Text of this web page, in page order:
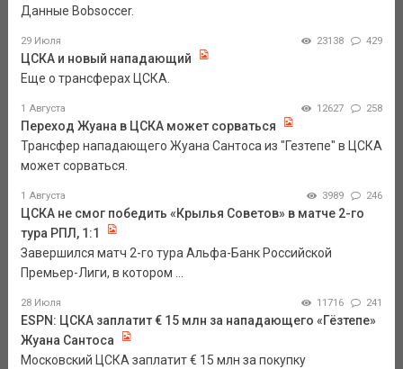
Данные Bobsoccer.
29 Июля 23138 429
ЦСКА и новый нападающий
Еще о трансферах ЦСКА.
1 Августа 12627 258
Переход Жуана в ЦСКА может сорваться
Трансфер нападающего Жуана Сантоса из "Гезтепе" в ЦСКА
может сорваться.
1 Августа 3989 246
ЦСКА не смог победить «Крылья Советов» в матче 2-го
тура РПЛ, 1:1
Завершился матч 2-го тура Альфа-Банк Российской
Премьер-Лиги, в котором ...
28 Июля 11716 241
ESPN: ЦСКА заплатит € 15 млн за нападающего «Гёзтепе»
Жуана Сантоса
Московский ЦСКА заплатит € 15 млн за покупку